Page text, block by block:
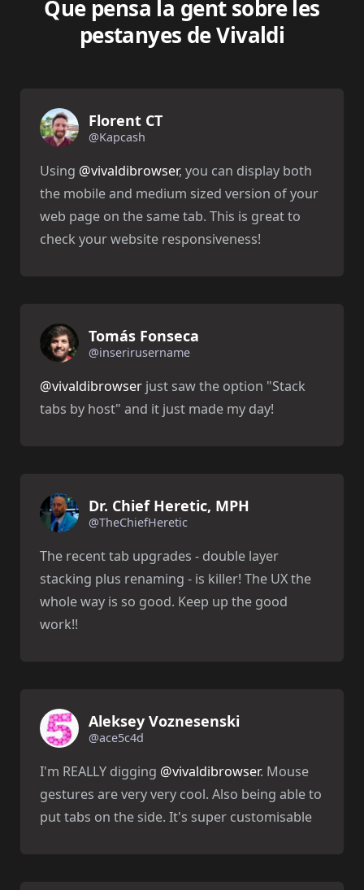
Que pensa la gent sobre les
pestanyes de Vivaldi
Florent CT
@Kapcash
Using @vivaldibrowser, you can display both
the mobile and medium sized version of your
web page on the same tab. This is great to
check your website responsiveness!
Tomás Fonseca
@inserirusername
@vivaldibrowser just saw the option "Stack
tabs by host" and it just made my day!
Dr. Chief Heretic, MPH
@TheChiefHeretic
The recent tab upgrades - double layer
stacking plus renaming - is killer! The UX the
whole way is so good. Keep up the good
work!!
Aleksey Voznesenski
@ace5c4d
I'm REALLY digging @vivaldibrowser. Mouse
gestures are very very cool. Also being able to
put tabs on the side. It's super customisable